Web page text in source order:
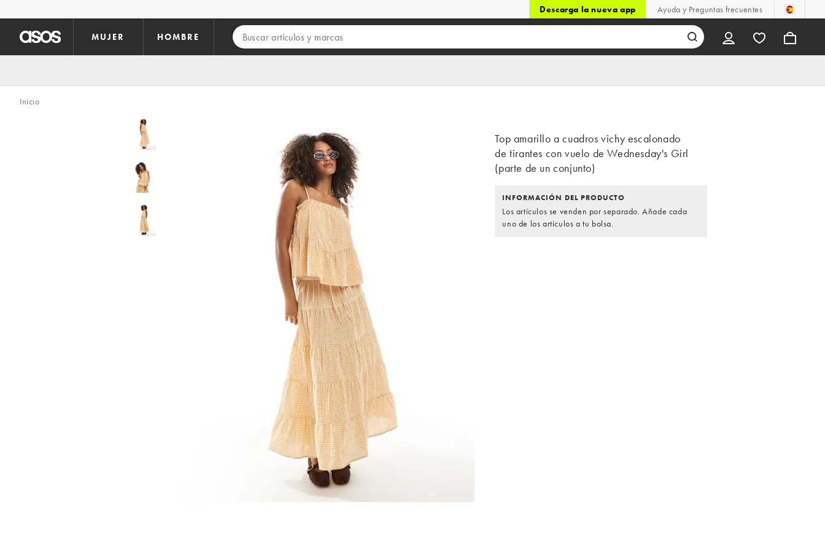
Descarga la nueva app Ayuda y Preguntas frecuentes
MUJER HOMBRE
Inicio
Top amarillo a cuadros vichy escalonado
de tirantes con vuelo de Wednesday's Girl
(parte de un conjunto)
INFORMACIÓN DEL PRODUCTO
Los artículos se venden por separado. Añade cada
uno de los artículos a tu bolsa.